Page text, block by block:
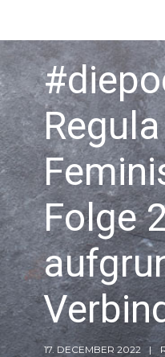
Folge
17. DECEMBER 2022